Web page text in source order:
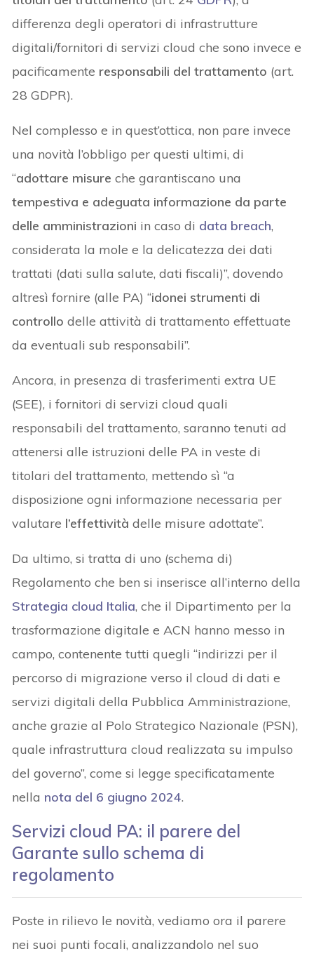
differenza degli operatori di infrastrutture
digitali/fornitori di servizi cloud che sono invece e
pacificamente responsabili del trattamento (art.
28 GDPR).
Nel complesso e in quest’ottica, non pare invece
una novità l’obbligo per questi ultimi, di
“adottare misureche garantiscano una
tempestiva e adeguata informazione da parte
delle amministrazioni in caso di data breach,
considerata la mole e la delicatezza dei dati
trattati (dati sulla salute, dati fiscali)”, dovendo
altresì fornire (alle PA) “idonei strumenti di
controllo delle attività di trattamento effettuate
da eventuali sub responsabili”.
Ancora, in presenza di trasferimenti extra UE
(SEE), i fornitori di servizi cloud quali
responsabili del trattamento, saranno tenuti ad
attenersi alle istruzioni delle PA in veste di
titolari del trattamento, mettendo sì “a
disposizione ogni informazione necessaria per
valutare l’effettività delle misure adottate”.
Da ultimo, si tratta di uno (schema di)
Regolamento che ben si inserisce all’interno della
Strategia cloud Italia, che il Dipartimento per la
trasformazione digitale e ACN hanno messo in
campo, contenente tutti quegli “indirizzi per il
percorso di migrazione verso il cloud di dati e
servizi digitali della Pubblica Amministrazione,
anche grazie al Polo Strategico Nazionale (PSN),
quale infrastruttura cloud realizzata su impulso
del governo”, come si legge specificatamente
nella nota del 6 giugno 2024.
Servizi cloud PA: il parere del
Garante sullo schema di
regolamento
Poste in rilievo le novità, vediamo ora il parere
nei suoi punti focali, analizzandolo nel suo